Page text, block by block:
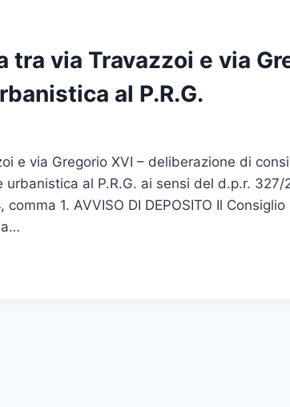
tra via Travazzoi e via
al P.R.G.
e via Gregorio XVI – deliberazione di
al P.R.G. ai sensi del d.p.r. 327/
1. AVVISO DI DEPOSITO Il